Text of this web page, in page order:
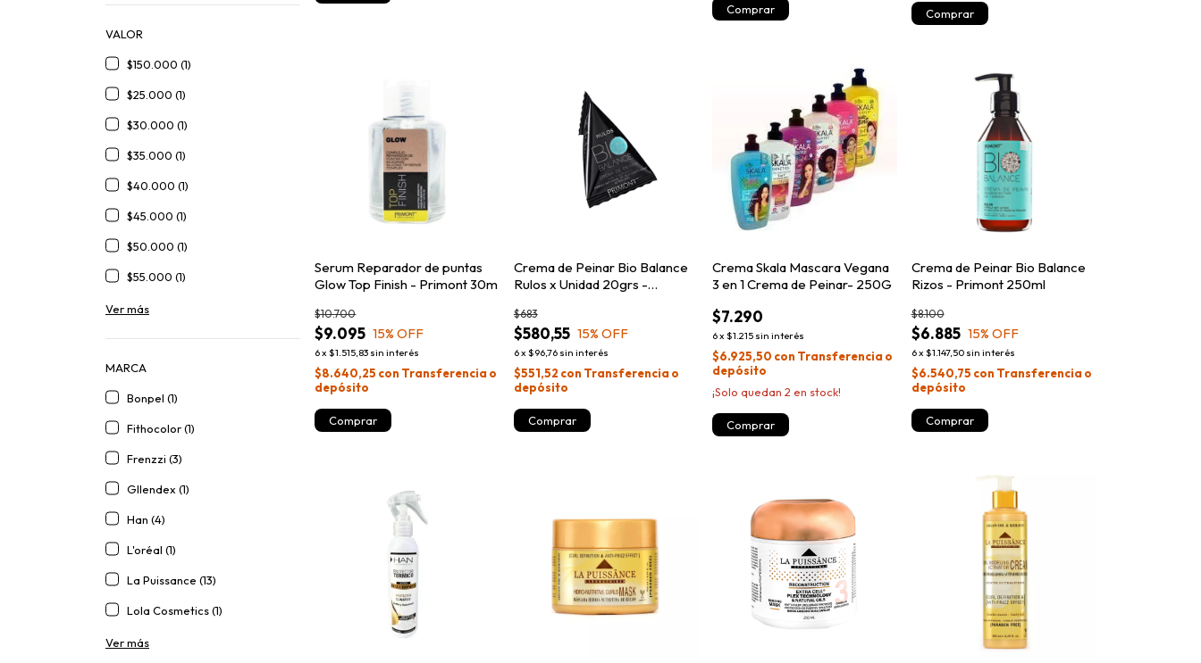
VALOR
$150.000 (1)
$25.000 (1)
$30.000 (1)
$35.000 (1)
$40.000 (1)
$45.000 (1)
$50.000 (1)
$55.000 (1)
Ver más
MARCA
Bonpel (1)
Fithocolor (1)
Frenzzi (3)
Gllendex (1)
Han (4)
L'oréal (1)
La Puissance (13)
Lola Cosmetics (1)
Ver más
Serum Reparador de puntas
Glow Top Finish - Primont 30m
$9.095
$10.700
15% OFF
6x$1.515,83 sin interés
$8.640,25 con Transferencia o
depósito
Crema de Peinar Bio Balance
Rulos x Unidad 20grs -
$580,55
$683
15% OFF
6x $96,76 sin interés
$551,52 con Transferencia o
depósito
Crema Skala Mascara Vegana
3 en 1 Crema de Peinar- 250G
$7.290
6x$1.215 sin interés
$6.925,50 con Transferencia o
depósito
¡Solo quedan2 en stock!
Comprar
Crema de Peinar Bio Balance
Rizos - Primont 250ml
$6.885
$8.100
15% OFF
6x $1.147,50 sin interés
$6.540,75 con Transferencia o
depósito